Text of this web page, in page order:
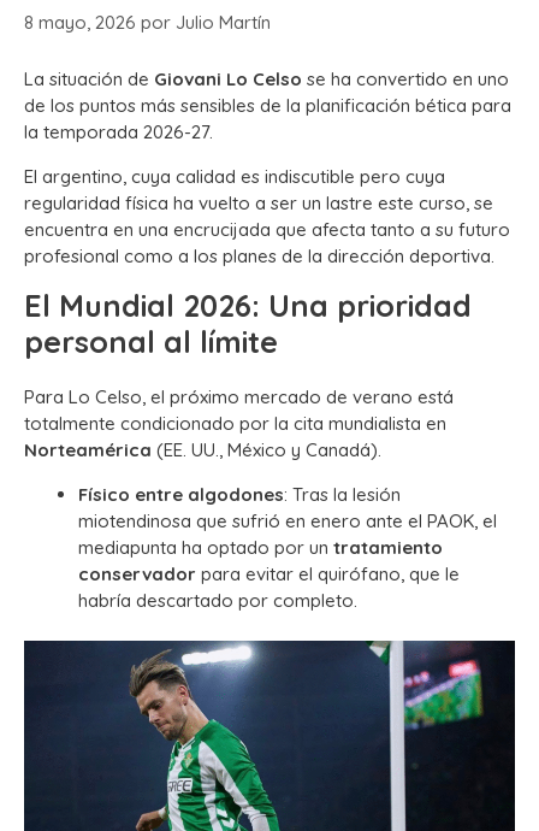
8 mayo, 2026 por Julio Martín
La situación de Giovani Lo Celso se ha convertido en uno
de los puntos más sensibles de la planificación bética para
la temporada 2026-27.
El argentino, cuya calidad es indiscutible pero cuya
regularidad física ha vuelto a ser un lastre este curso, se
encuentra en una encrucijada que afecta tanto a su futuro
profesional como a los planes de la dirección deportiva.
El Mundial 2026: Una prioridad
personal al límite
Para Lo Celso, el próximo mercado de verano está
totalmente condicionado por la cita mundialista en
Norteamérica (EE. UU., México y Canadá).
Físico entre algodones: Tras la lesión
miotendinosa que sufrió en enero ante el PAOK, el
mediapunta ha optado por un tratamiento
conservador para evitar el quirófano, que le
habría descartado por completo.